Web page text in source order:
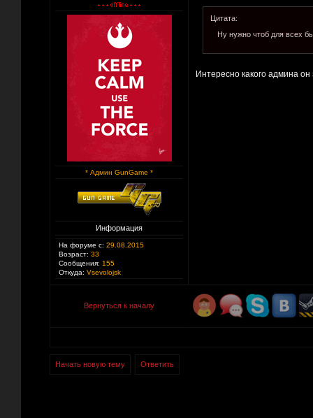
* Админ GunGame *
Информация
На форуме с: 29.08.2015
Возраст: 33
Сообщения: 155
Откуда: Vsevolojsk
Цитата:
Ну нужно чтоб для всех
Интересно какого админа
Вернуться к началу
Начать новую тему Ответить